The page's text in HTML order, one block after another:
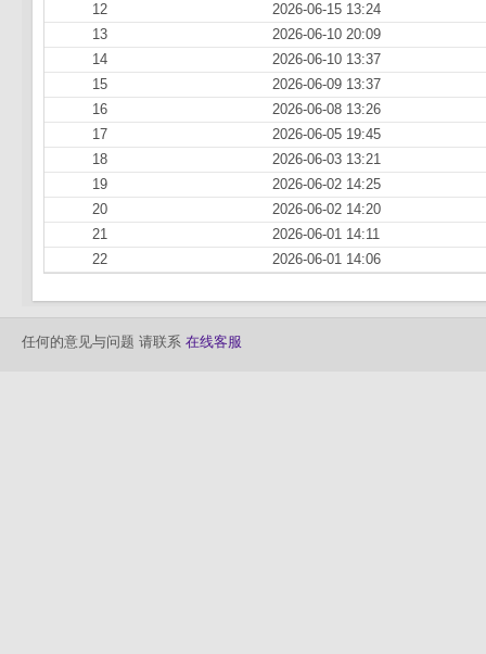
12
2026-06-15 13:24
13
2026-06-10 20:09
14
2026-06-10 13:37
15
2026-06-09 13:37
16
2026-06-08 13:26
17
2026-06-05 19:45
18
2026-06-03 13:21
19
2026-06-02 14:25
20
2026-06-02 14:20
21
2026-06-01 14:11
22
2026-06-01 14:06
任何的意见与问题 请联系 在线客服